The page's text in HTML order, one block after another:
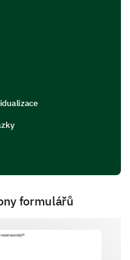
formulářů